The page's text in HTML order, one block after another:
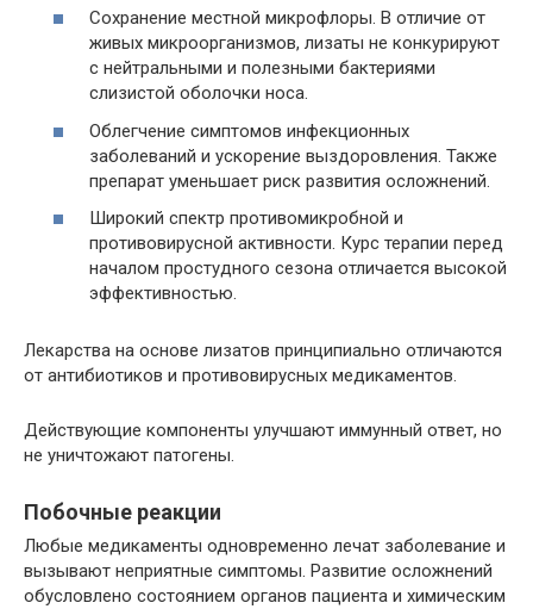
Сохранение местной микрофлоры. В отличие от
живых микроорганизмов, лизаты не конкурируют
с нейтральными и полезными бактериями
слизистой оболочки носа.
Облегчение симптомов инфекционных
заболеваний и ускорение выздоровления. Также
препарат уменьшает риск развития осложнений.
Широкий спектр противомикробной и
противовирусной активности. Курс терапии перед
началом простудного сезона отличается высокой
эффективностью.
Лекарства на основе лизатов принципиально отличаются
от антибиотиков и противовирусных медикаментов.
Действующие компоненты улучшают иммунный ответ, но
не уничтожают патогены.
Побочные реакции
Любые медикаменты одновременно лечат заболевание и
вызывают неприятные симптомы. Развитие осложнений
обусловлено состоянием органов пациента и химическим